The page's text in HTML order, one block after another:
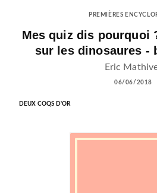
PREMIÈRES
Mes quiz dis pourquoi
sur les dinosaures -
Eric
06/06/2018
DEUX COQS D'OR